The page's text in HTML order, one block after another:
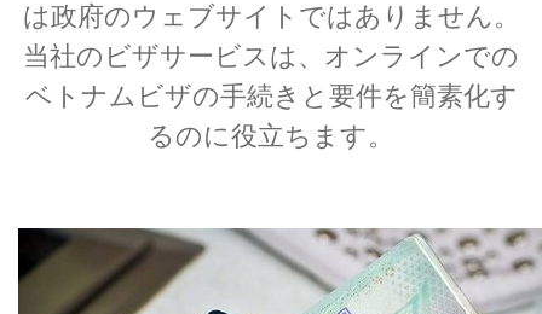
は政府のウェブサイトではありません。
当社のビザサービスは、オンラインでの
ベトナムビザの手続きと要件を簡素化す
るのに役立ちます。